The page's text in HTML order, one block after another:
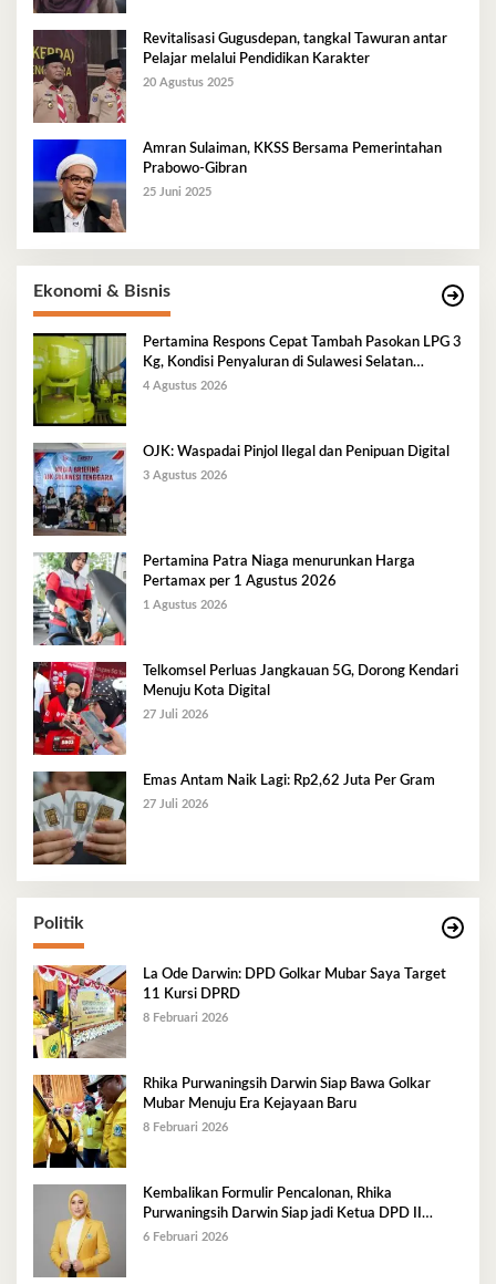
Revitalisasi Gugusdepan, tangkal Tawuran antar
Pelajar melalui Pendidikan Karakter
20 Agustus 2025
Amran Sulaiman, KKSS Bersama Pemerintahan
Prabowo-Gibran
25 Juni 2025
Ekonomi & Bisnis
Pertamina Respons Cepat Tambah Pasokan LPG 3
Kg, Kondisi Penyaluran di Sulawesi Selatan
Berlangsung Kondusif
4 Agustus 2026
OJK: Waspadai Pinjol Ilegal dan Penipuan Digital
3 Agustus 2026
Pertamina Patra Niaga menurunkan Harga
Pertamax per 1 Agustus 2026
1 Agustus 2026
Telkomsel Perluas Jangkauan 5G, Dorong Kendari
Menuju Kota Digital
27 Juli 2026
Emas Antam Naik Lagi: Rp2,62 Juta Per Gram
27 Juli 2026
Politik
La Ode Darwin: DPD Golkar Mubar Saya Target
11 Kursi DPRD
8 Februari 2026
Rhika Purwaningsih Darwin Siap Bawa Golkar
Mubar Menuju Era Kejayaan Baru
8 Februari 2026
Kembalikan Formulir Pencalonan, Rhika
Purwaningsih Darwin Siap jadi Ketua DPD II
Golkar Mubar
6 Februari 2026